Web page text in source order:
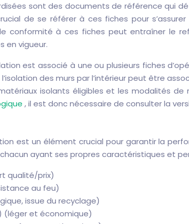
sont des documents de référence qui
de se référer à ces fiches pour
conformité à ces fiches peut entraîner le
en vigueur.
est associé à une ou plusieurs fiches
l’isolation des murs par l’intérieur peut être
isolants éligibles et les modalités
, il est donc nécessaire de consulter la
est un élément crucial pour garantir la
ayant ses propres caractéristiques et
qualité/prix)
au feu)
issue du recyclage)
(léger et économique)